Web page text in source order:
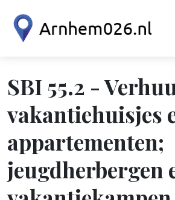
SBI 55.2 -
vakantiehuisjes
appartementen;
jeugdherbergen